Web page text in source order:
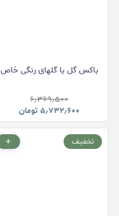
باکس گل با گلهای رنگی خاص
۶٫۳۶۹٫۵۰۰
۵٫۷۳۲٫۶۰۰تومان
تخفیف